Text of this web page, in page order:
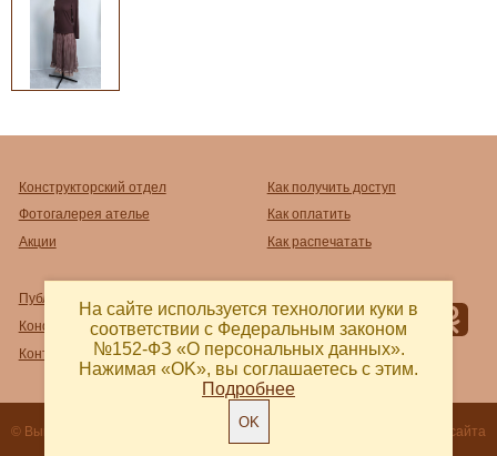
Конструкторский отдел
Фотогалерея ателье
Акции
Как получить доступ
Как оплатить
Как распечатать
Публичный договор-оферта
Конфиденциальность
Контакты и реквизиты
© Выкройка 2018 - 2026 Разработка сайта
На сайте используется технологии куки в
соответствии с Федеральным законом
№152-ФЗ «О персональных данных».
Нажимая «OK», вы соглашаетесь с этим.
Подробнее
OK